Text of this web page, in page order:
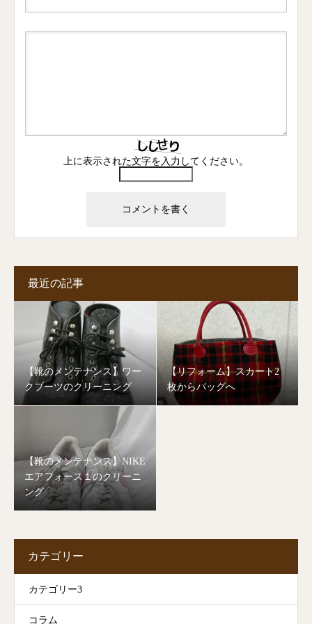
上に表示された文字を入力してください。
最近の記事
【靴のメンテナンス】ワー
クブーツのクリーニング
【リフォーム】スカート2
枚からバッグへ
【靴のメンテナンス】NIKE
エアフォース１のクリーニ
ング
カテゴリー
カテゴリー3
コラム